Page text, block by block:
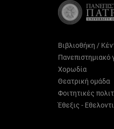
Βιβλιοθήκη /
Πανεπιστημιακό
Χορωδία
Θεατρική ομάδα
Φοιτητικές
Έθεξις -